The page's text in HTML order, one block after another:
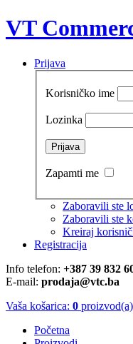
VT
Prijava
Korisničko ime
Lozinka
Zapamti me
Zaboravili ste
Zaboravili ste
Kreiraj
Registracija
Info telefon: +387 39 832
E-mail: prodaja@vtc.ba
Vaša košarica: 0 proizvod(a)
Početna